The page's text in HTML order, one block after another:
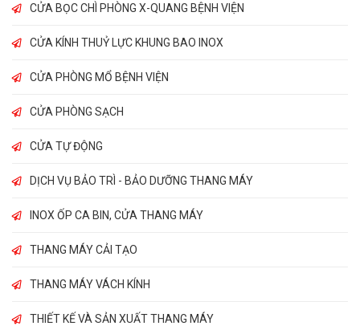
CỬA BỌC CHÌ PHÒNG X-QUANG BỆNH VIỆN
CỬA KÍNH THUỶ LỰC KHUNG BAO INOX
CỬA PHÒNG MỔ BỆNH VIỆN
CỬA PHÒNG SẠCH
CỬA TỰ ĐỘNG
DỊCH VỤ BẢO TRÌ - BẢO DƯỠNG THANG MÁY
INOX ỐP CA BIN, CỬA THANG MÁY
THANG MÁY CẢI TẠO
THANG MÁY VÁCH KÍNH
THIẾT KẾ VÀ SẢN XUẤT THANG MÁY